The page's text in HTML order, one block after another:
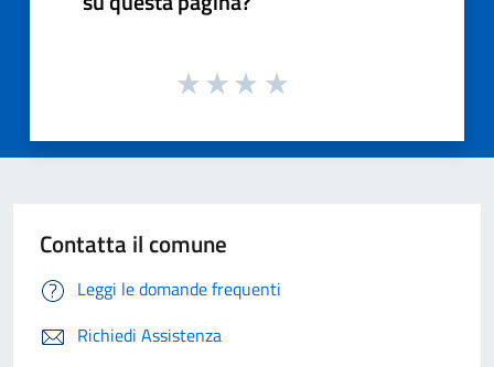
Contatta il comune
Leggi le domande frequenti
Richiedi Assistenza